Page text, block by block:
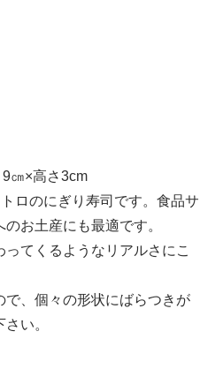
㎝×高さ3cm
ロのにぎり寿司です。食品サ
お土産にも最適です。
てくるようなリアルさにこ
、個々の形状にばらつきが
い。